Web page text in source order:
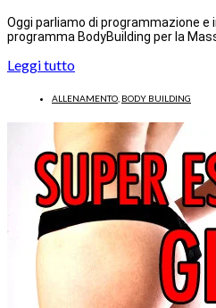
Oggi parliamo di programmazione
programma BodyBuilding per la
Leggi tutto
ALLENAMENTO BODY BUILDING